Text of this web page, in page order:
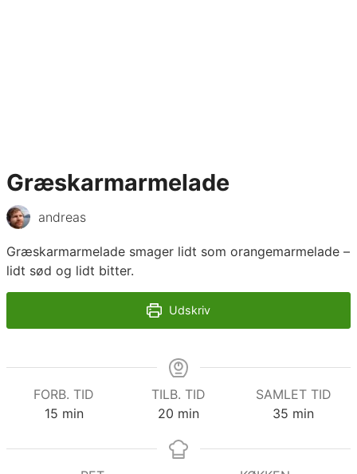
Græskarmarmelade
andreas
Græskarmarmelade smager lidt som orangemarmelade –
lidt sød og lidt bitter.
Udskriv
FORB. TID
15minutter
min
TILB. TID
20 minutter
min
SAMLET TID
35 minutter
min